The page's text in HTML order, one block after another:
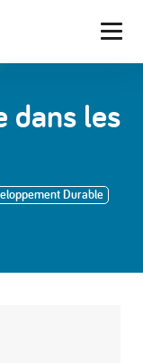
dans les
Durable